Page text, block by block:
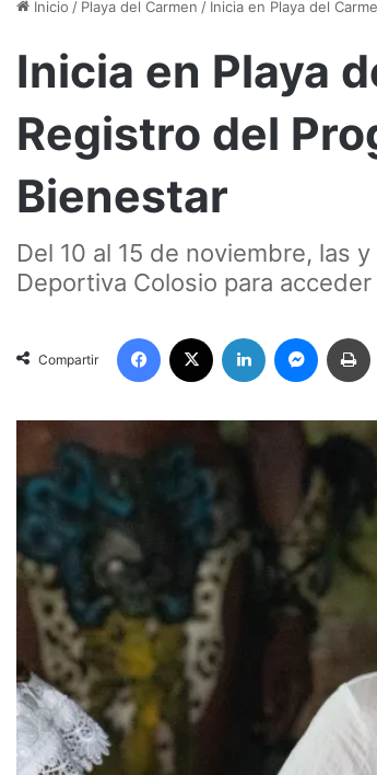
Inicio / Playa del Carmen / Inicia en Playa del
Inicia en Playa
Registro del
Bienestar
Del 10 al 15 de noviembre, las
Deportiva Colosio para
Compartir
Facebook LinkedIn